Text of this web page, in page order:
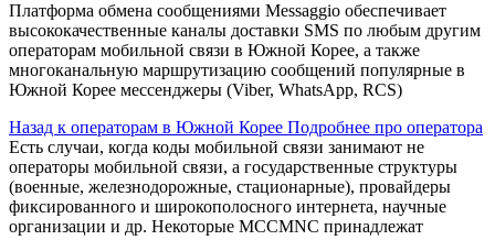
Платформа обмена сообщениями Messaggio обеспечивает
высококачественные каналы доставки SMS по любым другим
операторам мобильной связи в Южной Корее, а также
многоканальную маршрутизацию сообщений популярные в
Южной Корее мессенджеры (Viber, WhatsApp, RCS)
Назад к операторам в Южной Корее Подробнее про оператора
Есть случаи, когда коды мобильной связи занимают не
операторы мобильной связи, а государственные структуры
(военные, железнодорожные, стационарные), провайдеры
фиксированного и широкополосного интернета, научные
организации и др. Некоторые MCCMNC принадлежат